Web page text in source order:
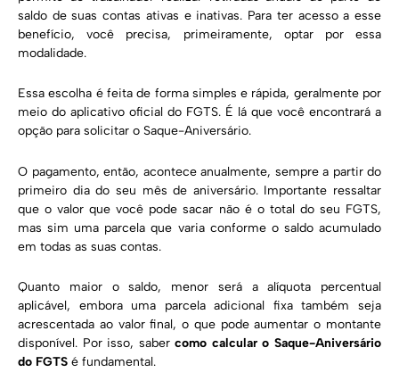
saldo de suas contas ativas e inativas. Para ter acesso a esse
benefício, você precisa, primeiramente, optar por essa
modalidade.
Essa escolha é feita de forma simples e rápida, geralmente por
meio do aplicativo oficial do FGTS. É lá que você encontrará a
opção para solicitar o Saque-Aniversário.
O pagamento, então, acontece anualmente, sempre a partir do
primeiro dia do seu mês de aniversário. Importante ressaltar
que o valor que você pode sacar não é o total do seu FGTS,
mas sim uma parcela que varia conforme o saldo acumulado
em todas as suas contas.
Quanto maior o saldo, menor será a alíquota percentual
aplicável, embora uma parcela adicional fixa também seja
acrescentada ao valor final, o que pode aumentar o montante
disponível. Por isso, sabercomo calcular o Saque-Aniversário
do FGTS é fundamental.